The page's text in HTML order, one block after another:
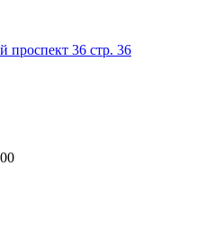
проспект 36 стр. 36